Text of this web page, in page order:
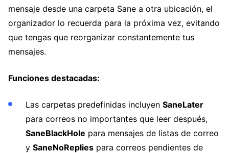
mensaje desde una carpeta Sane a otra ubicación, el
organizador lo recuerda para la próxima vez, evitando
que tengas que reorganizar constantemente tus
mensajes.
Funciones destacadas:
Las carpetas predefinidas incluyen SaneLater
para correos no importantes que leer después,
SaneBlackHole para mensajes de listas de correo
y SaneNoReplies para correos pendientes de